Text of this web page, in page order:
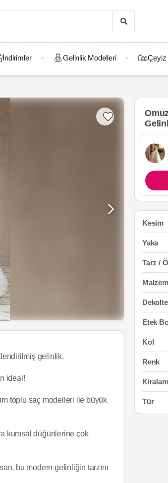
İndirimler Gelinlik Modelleri Çeyiz
gelinlik.
ideal!
toplu saç modelleri ile büyük
kumsal düğünlerine çok
bu modern gelinliğin tarzını
Kesim
Yaka
Tarz /
Dekolte
Etek
Kol
Renk
Tür